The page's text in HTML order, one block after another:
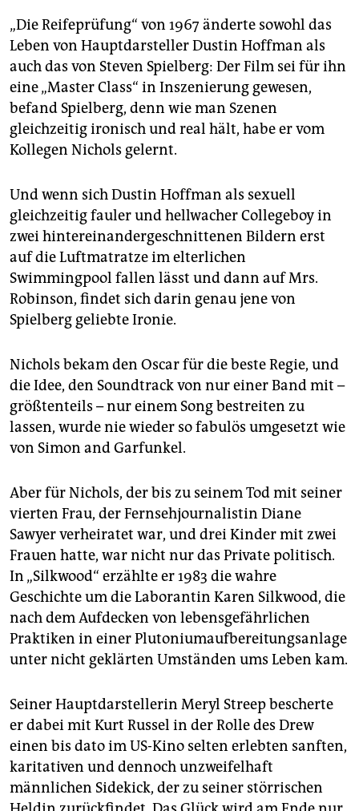
„Die Reifeprüfung“ von 1967 änderte sowohl das
Leben von Hauptdarsteller Dustin Hoffman als
auch das von Steven Spielberg: Der Film sei für ihn
eine „Master Class“ in Inszenierung gewesen,
befand Spielberg, denn wie man Szenen
gleichzeitig ironisch und real hält, habe er vom
Kollegen Nichols gelernt.
Und wenn sich Dustin Hoffman als sexuell
gleichzeitig fauler und hellwacher Collegeboy in
zwei hintereinandergeschnittenen Bildern erst
auf die Luftmatratze im elterlichen
Swimmingpool fallen lässt und dann auf Mrs.
Robinson, findet sich darin genau jene von
Spielberg geliebte Ironie.
Nichols bekam den Oscar für die beste Regie, und
die Idee, den Soundtrack von nur einer Band mit –
größtenteils – nur einem Song bestreiten zu
lassen, wurde nie wieder so fabulös umgesetzt wie
von Simon and Garfunkel.
Aber für Nichols, der bis zu seinem Tod mit seiner
vierten Frau, der Fernsehjournalistin Diane
Sawyer verheiratet war, und drei Kinder mit zwei
Frauen hatte, war nicht nur das Private politisch.
In „Silkwood“ erzählte er 1983 die wahre
Geschichte um die Laborantin Karen Silkwood, die
nach dem Aufdecken von lebensgefährlichen
Praktiken in einer Plutoniumaufbereitungsanlage
unter nicht geklärten Umständen ums Leben kam.
Seiner Hauptdarstellerin Meryl Streep bescherte
er dabei mit Kurt Russel in der Rolle des Drew
einen bis dato im US-Kino selten erlebten sanften,
karitativen und dennoch unzweifelhaft
männlichen Sidekick, der zu seiner störrischen